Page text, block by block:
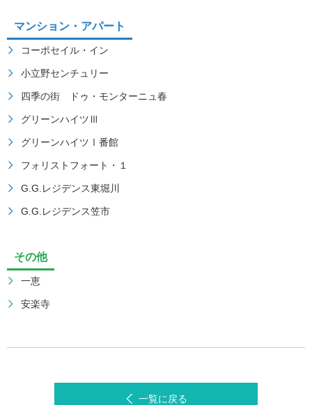
マンション・アパート
コーポセイル・イン
小立野センチュリー
四季の街 ドゥ・モンターニュ春
グリーンハイツⅢ
グリーンハイツⅠ番館
フォリストフォート・１
G.G.レジデンス東堀川
G.G.レジデンス笠市
その他
一恵
安楽寺
一覧に戻る